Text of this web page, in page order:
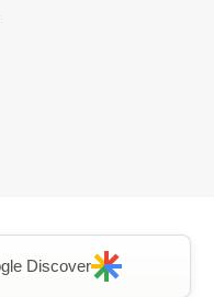
Discover